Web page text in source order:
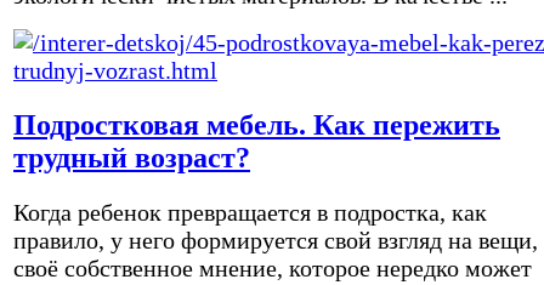
Подростковая мебель. Как пережить
трудный возраст?
Когда ребенок превращается в подростка, как
правило, у него формируется свой взгляд на вещи,
своё собственное мнение, которое нередко может